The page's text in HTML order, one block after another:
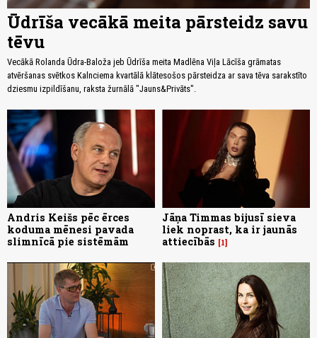
Ūdrīša vecākā meita pārsteidz savu
tēvu
Vecākā Rolanda Ūdra-Baloža jeb Ūdrīša meita Madlēna Viļa Lācīša grāmatas
atvēršanas svētkos Kalnciema kvartālā klātesošos pārsteidza ar sava tēva sarakstīto
dziesmu izpildīšanu, raksta žurnālā "Jauns&Privāts".
Andris Keišs pēc ērces
koduma mēnesi pavada
slimnīcā pie sistēmām
Jāņa Timmas bijusī sieva
liek noprast, ka ir jaunās
attiecībās
1